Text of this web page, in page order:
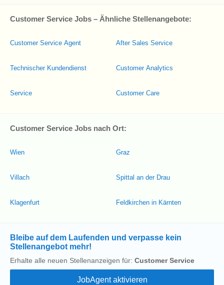
Customer Service Jobs – Ähnliche Stellenangebote:
Customer Service Agent
Technischer Kundendienst
Service
After Sales Service
Customer Analytics
Customer Care
Customer Service Jobs nach Ort:
Wien
Villach
Klagenfurt
Graz
Spittal an der Drau
Feldkirchen in Kärnten
Bleibe auf dem Laufenden und verpasse kein
Stellenangebot mehr!
Erhalte alle neuen Stellenanzeigen für: Customer Service